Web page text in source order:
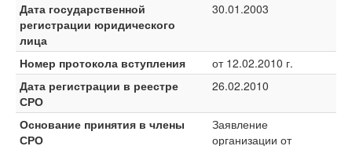
Дата государственной
регистрации юридического
лица
30.01.2003
Номер протокола вступления
от 12.02.2010 г.
Дата регистрации в реестре
СРО
26.02.2010
Основание принятия в члены
СРО
Заявление
организации от